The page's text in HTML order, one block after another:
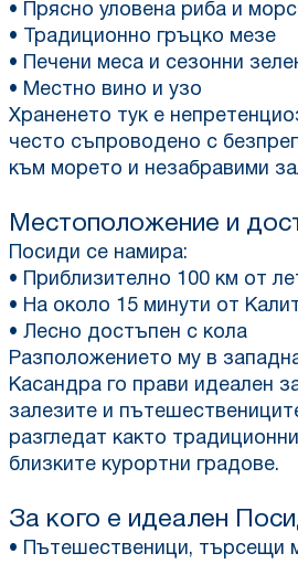
• Прясно уловена риба и
• Традиционно гръцко мезе
• Печени меса и сезонни
• Местно вино и узо
Храненето тук е
често съпроводено с
към морето и незабравими
Местоположение и
Посиди се намира:
• Приблизително 100 км от
• На около 15 минути от
• Лесно достъпен с кола
Разположението му в
Касандра го прави идеален
залезите и
разгледат както
близките курортни градове.
За кого е идеален
• Пътешественици, търсещи